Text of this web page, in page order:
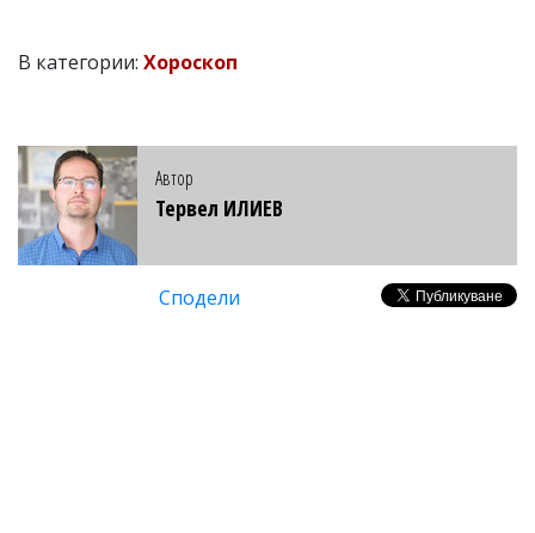
В категории: Хороскоп
Автор
Тервел ИЛИЕВ
Сподели